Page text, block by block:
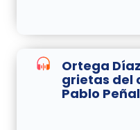
Ortega
grietas del
Pablo